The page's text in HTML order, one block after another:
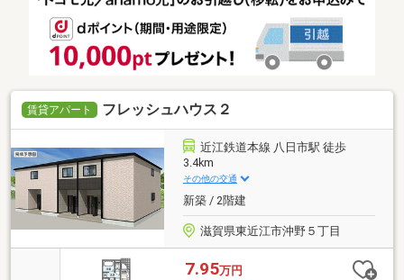
賃貸アパート フレッシュハウス２
近江鉄道本線 八日市駅 徒歩
3.4km
その他の交通
新築 / 2階建
滋賀県東近江市沖野５丁目
7.95万円